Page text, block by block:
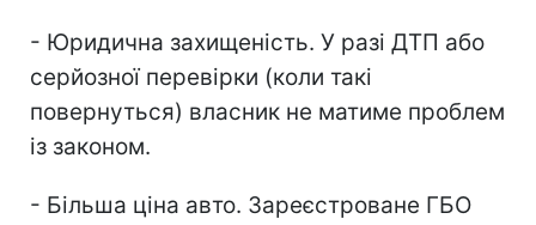
- Юридична захищеність. У разі ДТП або
серйозної перевірки (коли такі
повернуться) власник не матиме проблем
із законом.
- Більша ціна авто. Зареєстроване ГБО